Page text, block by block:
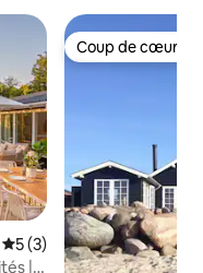
Évaluation moyenne sur
5 (3)
|
Coup de cœur
Coup de cœur